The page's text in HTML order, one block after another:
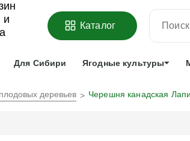
ОФОРМИТЬПРЕДЗАКАЗ =
Доставка и оплата Гарантии
Каталог
Для Сибири Ягодные культуры
деревьев Черешня канадская